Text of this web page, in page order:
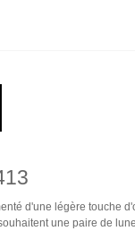
d'une légère touche
une paire de